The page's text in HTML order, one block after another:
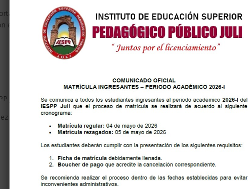
las competencias investigativas de los participantes, promoviendo el
educativa con rigor científico y pertinencia pedagógica.
Juli
– UNA Puno